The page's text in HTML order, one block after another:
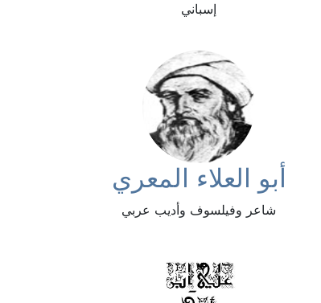
إسباني
أبو العلاء المعري
شاعر وفيلسوف وأديب عربي